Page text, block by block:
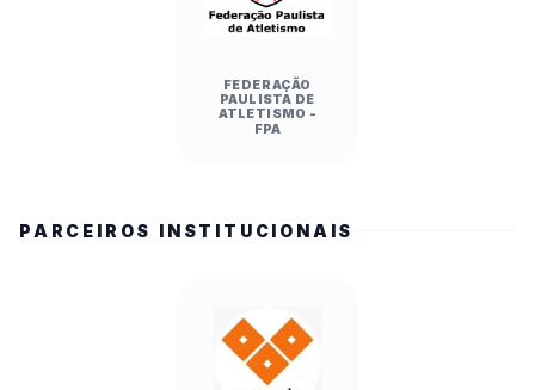
FEDERAÇÃO
PAULISTA DE
ATLETISMO -
FPA
PARCEIROS INSTITUCIONAIS